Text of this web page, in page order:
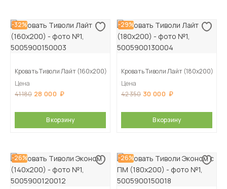
-32%
Кровать Тиволи Лайт (160х200)
Цена
41 180 28 000
В корзину
-29%
Кровать Тиволи Лайт (180х200)
Цена
42 350 30 000
В корзину
-26% -26%